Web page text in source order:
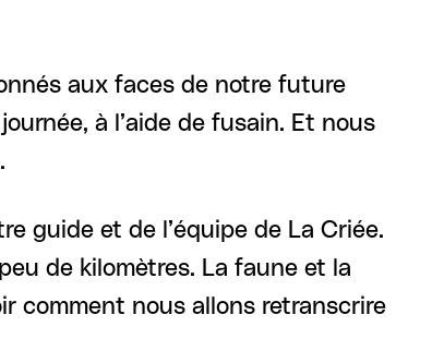
aux faces de notre future
à l’aide de fusain. Et nous
guide et de l’équipe de La Criée.
de kilomètres. La faune et la
comment nous allons retranscrire